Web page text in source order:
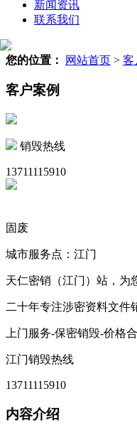
新闻资讯
联系我们
您的位置： 网站首页 > 客
客户案例
销毁热线
13711115910
固废
城市服务点：江门
天仁密销（江门）站，为
二十年专注涉密资料文件
上门服务-保密销毁-价格
江门销毁热线
13711115910
内容介绍